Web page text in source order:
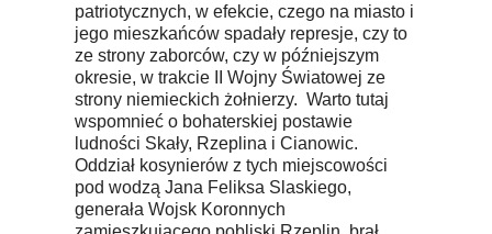
patriotycznych, w efekcie, czego na miasto i
jego mieszkańców spadały represje, czy to
ze strony zaborców, czy w późniejszym
okresie, w trakcie II Wojny Światowej ze
strony niemieckich żołnierzy. Warto tutaj
wspomnieć o bohaterskiej postawie
ludności Skały, Rzeplina i Cianowic.
Oddział kosynierów z tych miejscowości
pod wodzą Jana Feliksa Slaskiego,
generała Wojsk Koronnych